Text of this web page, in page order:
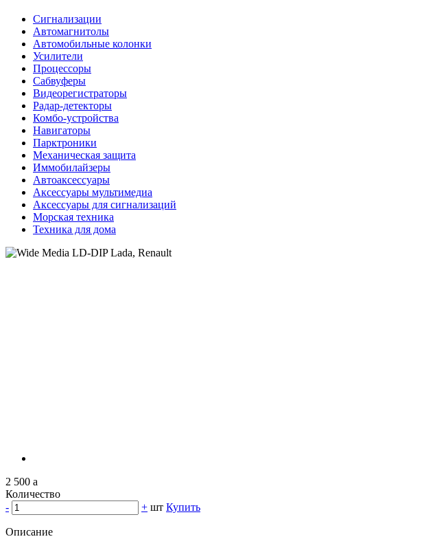
Сигнализации
Автомагнитолы
Автомобильные колонки
Усилители
Процессоры
Сабвуферы
Видеорегистраторы
Радар-детекторы
Комбо-устройства
Навигаторы
Парктроники
Механическая защита
Иммобилайзеры
Автоаксессуары
Аксессуары мультимедиа
Аксессуары для сигнализаций
Морская техника
Техника для дома
2 500 a
Количество
-
+ шт Купить
Описание